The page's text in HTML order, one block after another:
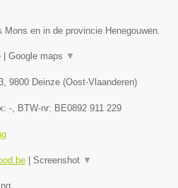
Mons en in de provincie Henegouwen.
Google maps ▼
, 9800 Deinze (Oost-Vlaanderen)
-, BTW-nr: BE0892 911 229
Screenshot ▼